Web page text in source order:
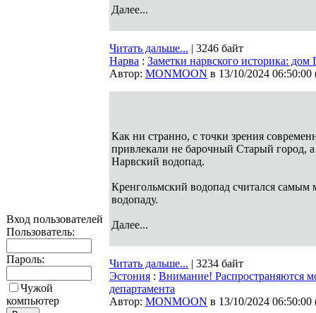
Вход пользователей
Пользователь:
Пароль:
Чужой
компьютер
Далее...
Читать дальше... | 3246 байт
Нарва : Заметки нарвского историка: дом
Автор: MONMOON в 13/10/2024 06:50:00
Как ни странно, с точки зрения
привлекали не барочный Старый город,
Нарвский водопад.
Кренгольмский водопад считался
водопаду.
Далее...
Читать дальше... | 3234 байт
Эстония : Внимание! Распространяются
департамента
Автор: MONMOON в 13/10/2024 06:50:00